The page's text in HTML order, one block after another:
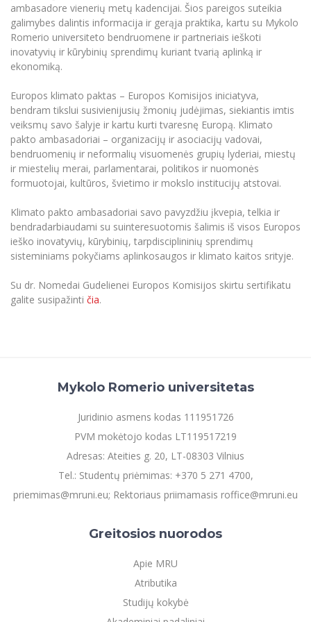
Universiteto teatras
MRU pop vokalinis ansamblis (vadovas Artūras
Novikas)
Neformaliuoju ir (ar) savišvietos būdu įgytų
kompetencijų vertinimas ir pripažinimas
Studijų organizavimas
Erasmus+ mobilumas praktikoms (SMP)
Kitos galimybės
Partnerystės
Azijos centras
Frankofoniškų šalių studijų centras
Emocinė gerovė
Mokslo laboratorijos
Žmogaus, aplinkos ir technologijų (HET)
Projektai
Akademinė leidyba
Mokymų LAB
Mokslo naujienos
Kasmetiniai mokslo renginiai
Veiklos dokumentai
Akademinė etika
Universiteto simbolika
Atributika
Naujienos
Studentams
Studentams
Partnerystės
Frankofoniškų šalių studijų centras
Darbuotojams
Azijos centras
Darnus vystymasis
Privatumo politika
Negalia ir individualieji poreikiai
Korupcijos prevencija
Sūduvos akademija
Tinklalaidės
Bakalauro studijos
Švietimo ir kultūros vadovų MPA
Teisės LL.M.
Papildomosios studijos
Pedagogų rengimas
Doktorantūros studijos
Personalo valdymo centras
Privačių interesų deklaravimas
Informacija naujiems darbuotojams
Studijų Moodle (studijų vykdymui)
Darbuotojų Moodle (kompetencijų tobulinimui)
Studijų tvarkaraštis
Mokslininkų profiliai "CRIS"
Bendruomenės gerovė
Darbuotojų kvalifikacijos kėlimas
MRU norminių teisės aktų duomenų bazė
Intranetas
eDVS
MRU mobilios programėlės
Profesinė sąjunga
Kontaktų paieška
ambasadore vienerių metų kadencijai. Šios pareigos suteikia
galimybes dalintis informacija ir gerąja praktika, kartu su Mykolo
Romerio universiteto bendruomene ir partneriais ieškoti
inovatyvių ir kūrybinių sprendimų kuriant tvarią aplinką ir
ekonomiką.
Europos klimato paktas – Europos Komisijos iniciatyva,
bendram tikslui susivienijusių žmonių judėjimas, siekiantis imtis
veiksmų savo šalyje ir kartu kurti tvaresnę Europą. Klimato
pakto ambasadoriai – organizacijų ir asociacijų vadovai,
bendruomenių ir neformalių visuomenės grupių lyderiai, miestų
ir miestelių merai, parlamentarai, politikos ir nuomonės
formuotojai, kultūros, švietimo ir mokslo institucijų atstovai.
Klimato pakto ambasadoriai savo pavyzdžiu įkvepia, telkia ir
bendradarbiaudami su suinteresuotomis šalimis iš visos Europos
ieško inovatyvių, kūrybinių, tarpdisciplininių sprendimų
sisteminiams pokyčiams aplinkosaugos ir klimato kaitos srityje.
Su dr. Nomedai Gudelienei Europos Komisijos skirtu sertifikatu
galite susipažinti čia.
Mykolo Romerio universitetas
Juridinio asmens kodas 111951726
PVM mokėtojo kodas LT119517219
Adresas: Ateities g. 20, LT-08303 Vilnius
Tel.: Studentų priėmimas: +370 5 271 4700,
priemimas@mruni.eu; Rektoriaus priimamasis roffice@mruni.eu
Greitosios nuorodos
Apie MRU
Atributika
Studijų kokybė